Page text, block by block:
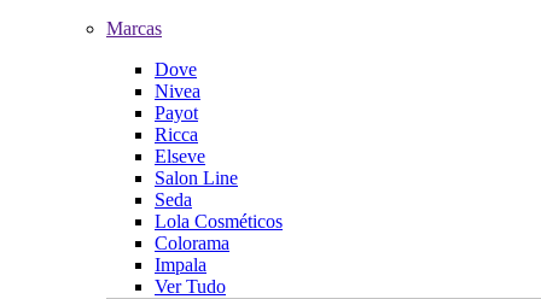
Marcas
Dove
Nivea
Payot
Ricca
Elseve
Salon Line
Seda
Lola Cosméticos
Colorama
Impala
Ver Tudo